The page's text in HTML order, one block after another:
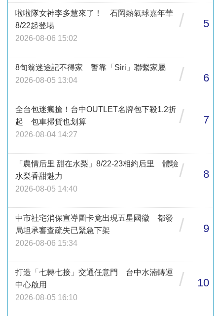
啦啦隊女神李多慧來了！ 石岡熱氣球嘉年華
8/22起登場
2026-08-06 15:02
/ 5
8旬翁迷途記不得家 警靠「Siri」聯繫家屬
2026-08-05 13:04
/ 6
全台包迷瘋搶！台中OUTLET名牌包下殺1.2折
起 包車掃貨也划算
2026-08-04 14:27
/ 7
「農情后里 甜在水梨」8/22-23相約后里 體驗
水梨香甜魅力
2026-08-05 14:40
/ 8
中市社宅消保宣導圖卡竟出現五星國徽 都發
局坦承審查疏失已緊急下架
2026-08-06 15:34
/ 9
打造「七轉七接」交通任意門 台中水湳轉運
中心啟用
2026-08-05 16:10
/ 10